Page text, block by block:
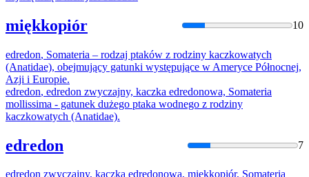
miękkopiór 10
edredon, Somateria – rodzaj ptaków z rodziny kaczkowatych
(Anatidae), obejmujący gatunki występujące w Ameryce Północnej,
Azji i Europie.
edredon, edredon zwyczajny, kaczka edredonowa, Somateria
mollissima - gatunek dużego ptaka wodnego z rodziny
kaczkowatych (Anatidae).
edredon 7
edredon zwyczajny, kaczka edredonowa, miękkopiór, Somateria